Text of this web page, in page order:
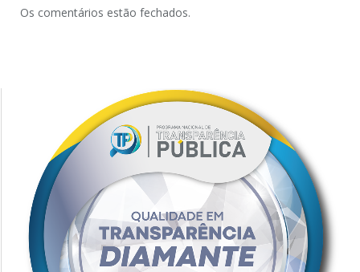
Os comentários estão fechados.